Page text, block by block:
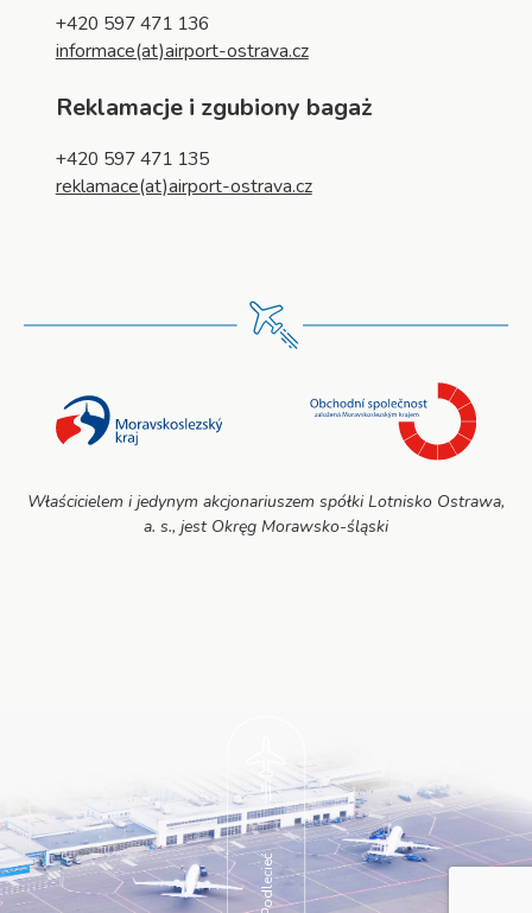
+420 597 471 136
informace(at)airport-ostrava.cz
Reklamacje i zgubiony bagaż
+420 597 471 135
reklamace(at)airport-ostrava.cz
Właścicielem i jedynym akcjonariuszem spółki Lotnisko Ostrawa,
a. s., jest Okręg Morawsko-śląski
Podlecieć